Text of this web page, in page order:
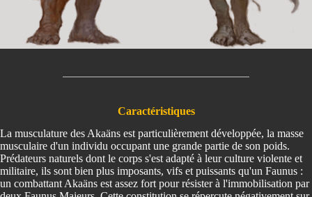
Caractéristiques
La musculature des Akaäns est particulièrement développée, la masse
musculaire d'un individu occupant une grande partie de son poids.
Prédateurs naturels dont le corps s'est adapté à leur culture violente et
militaire, ils sont bien plus imposants, vifs et puissants qu'un Faunus :
un combattant Akaäns est assez fort pour résister à l'immobilisation par